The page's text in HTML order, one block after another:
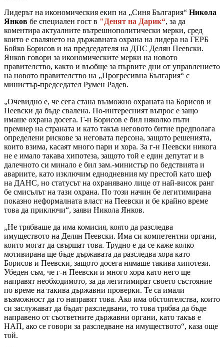
Лидерът на икономическия екип на „Синя България“ Никола
Янков бе специален гост в "Денят на Дарик“, за да
коментира актуалните вътрешнополитически мерки, сред
които е свалянето на държавната охрана на лидера на ГЕРБ
Бойко Борисов и на председателя на ДПС Делян Пеевски.
Янков говори за икономическите мерки на новото
правителство, както и въобще за първите дни от управлението
на новото правителство на „Прогресивна България“ с
министър-председател Румен Радев.
„Очевидно е, че сега стана възможно охраната на Борисов и
Пеевски да бъде свалена. По-интересният въпрос е защо
имаше охрана досега. Г-н Борисов е бил няколко пъти
премиер на страната и като такъв неговото битие предполага
определени рискове за неговата персона, защото решенията,
които взима, касаят много пари и хора. За г-н Пеевски никога
не е имало такава хипотеза, защото той е един депутат и в
далечното си минало е бил зам.-министър по бедствията и
авариите, като изключим еднодневния му престой като шеф
на ДАНС, но статусът на охранявано лице от най-висок ранг
бе смисълът на тази охрана. По този начин бе легитимирана
показно неформалната власт на Пеевски и бе крайно време
това да приключи“, заяви Никола Янков.
„Не трябваше да има комисия, която да разследва
имуществото на Делян Пеевски. Има си компетентни органи,
които могат да свършат това. Трудно е да се каже колко
мотивирана ще бъде държавата да разследва хора като
Борисов и Пеевски, защото досега нямаше такива хипотези.
Убеден съм, че г-н Пеевски и много хора като него ще
направят необходимото, за да легитимират своето състояние
по време на такива държавни проверки. Те са имали
възможност да го направят това. Ако има обстоятелства, които
си заслужават да бъдат разследвани, то това трябва да бъде
направено от съответните държавни органи, като такъв е
НАП, ако се говори за разследване на имуществото“, каза още
той.